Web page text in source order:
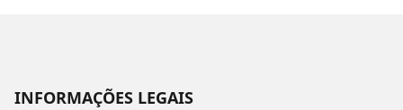
INFORMAÇÕES LEGAIS